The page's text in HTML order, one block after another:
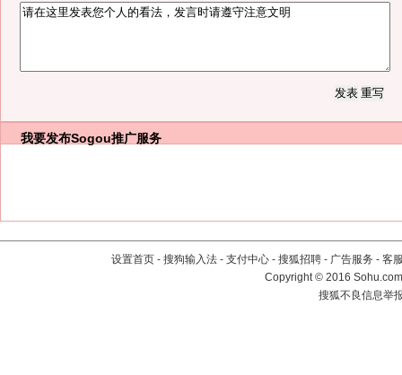
我要发布Sogou推广服务
设置首页 - 搜狗输入法 - 支付中心 - 搜狐招聘 - 广告服务 - 客
Copyright©2016
搜狐不良信息举